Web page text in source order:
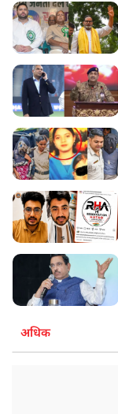
अधिक